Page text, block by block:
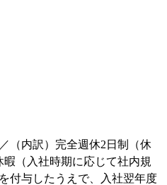
（内訳）完全週休2日制（休
（入社時期に応じて社内規
付与したうえで、入社翌年度